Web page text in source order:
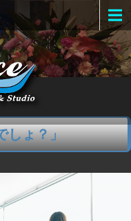
しょ？」